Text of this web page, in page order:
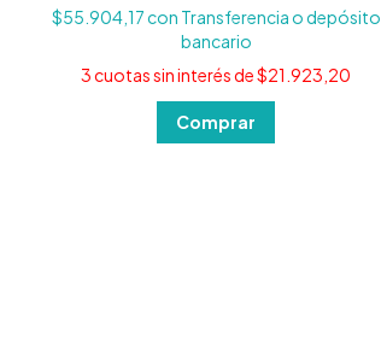
$55.904,17con Transferencia o depósito
bancario
3cuotas sin interés de$21.923,20